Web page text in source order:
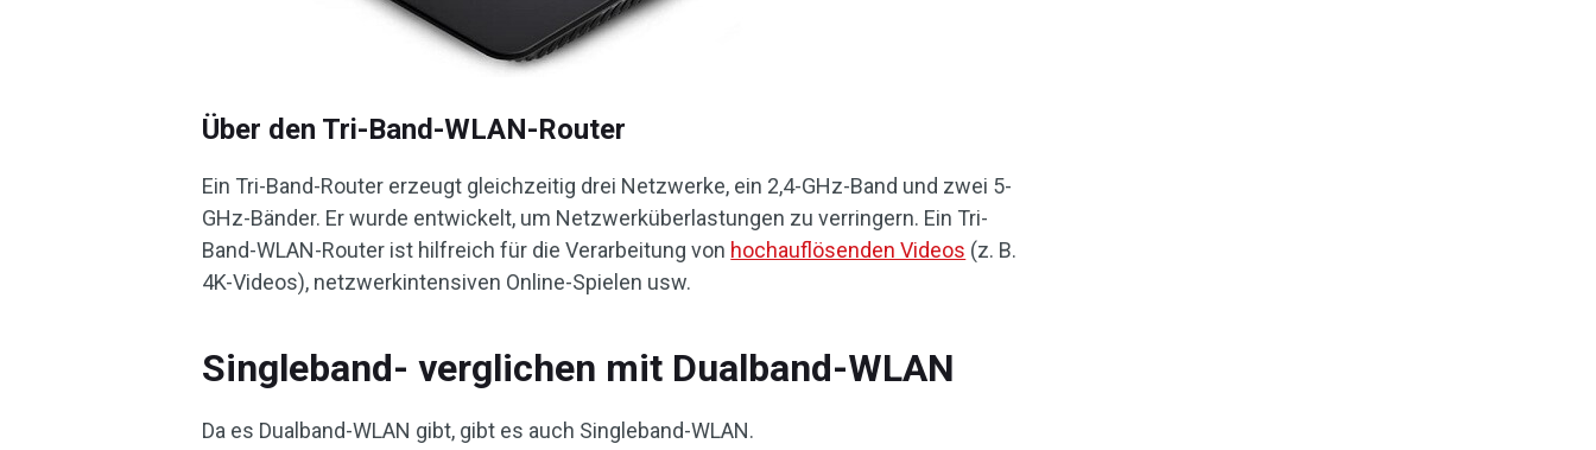
Über den Tri-Band-WLAN-Router
Ein Tri-Band-Router erzeugt gleichzeitig drei Netzwerke, ein 2,4-GHz-Band und zwei 5-
GHz-Bänder. Er wurde entwickelt, um Netzwerküberlastungen zu verringern. Ein Tri-
Band-WLAN-Router ist hilfreich für die Verarbeitung von hochauflösenden Videos (z. B.
4K-Videos), netzwerkintensiven Online-Spielen usw.
Singleband- verglichen mit Dualband-WLAN
Da es Dualband-WLAN gibt, gibt es auch Singleband-WLAN.